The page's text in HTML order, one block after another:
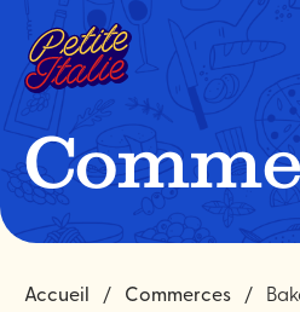
Navigation
rapide
Accueil Commerces